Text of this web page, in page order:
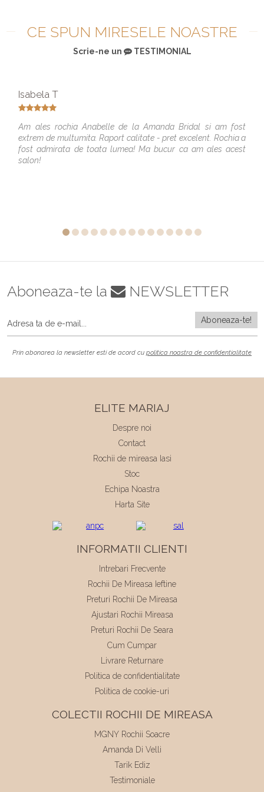
CE SPUN MIRESELE NOASTRE
Scrie-ne un TESTIMONIAL
Isabela T
Am ales rochia Anabelle de la Amanda Bridal si am fost
extrem de multumita. Raport calitate - pret excelent. Rochia a
fost admirata de toata lumea! Ma bucur ca am ales acest
salon!
Aboneaza-te la NEWSLETTER
Prin abonarea la newsletter esti de acord cu politica noastra de confidentialitate
ELITE MARIAJ
Despre noi
Contact
Rochii de mireasa Iasi
Stoc
Echipa Noastra
Harta Site
INFORMATII CLIENTI
Intrebari Frecvente
Rochii De Mireasa Ieftine
Preturi Rochii De Mireasa
Ajustari Rochii Mireasa
Preturi Rochii De Seara
Cum Cumpar
Livrare Returnare
Politica de confidentialitate
Politica de cookie-uri
COLECTII ROCHII DE MIREASA
MGNY Rochii Soacre
Amanda Di Velli
Tarik Ediz
Testimoniale